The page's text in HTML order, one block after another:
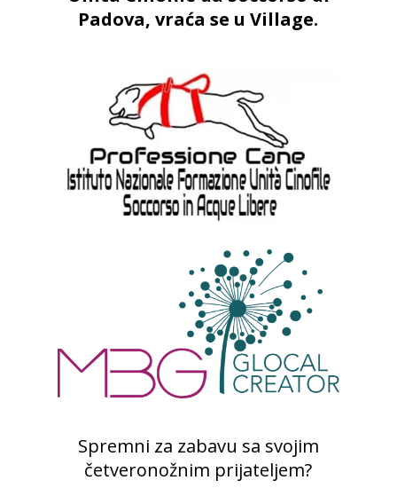
Padova, vraća se u Village.
Spremni za zabavu sa svojim
četveronožnim prijateljem?